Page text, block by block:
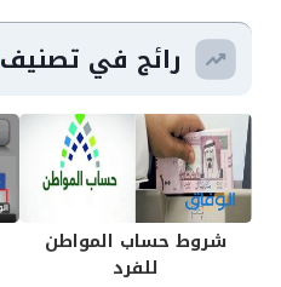
رائج في تصنيف
شروط حساب المواطن
للفرد